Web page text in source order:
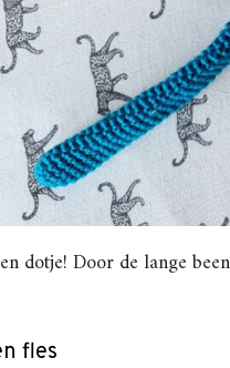
dotje! Door de lange
fles